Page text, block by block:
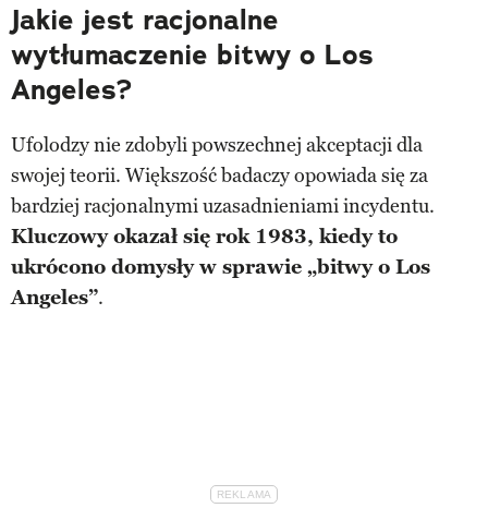
Jakie jest racjonalne
wytłumaczenie bitwy o Los
Angeles?
Ufolodzy nie zdobyli powszechnej akceptacji dla
swojej teorii. Większość badaczy opowiada się za
bardziej racjonalnymi uzasadnieniami incydentu.
Kluczowy okazał się rok 1983, kiedy to
ukrócono domysły w sprawie „bitwy o Los
Angeles”.